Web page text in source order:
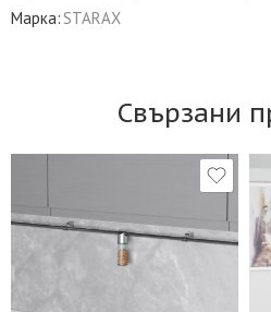
Марка:STARAX
Свързани